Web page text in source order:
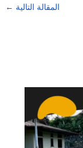
المقالة التالية ←